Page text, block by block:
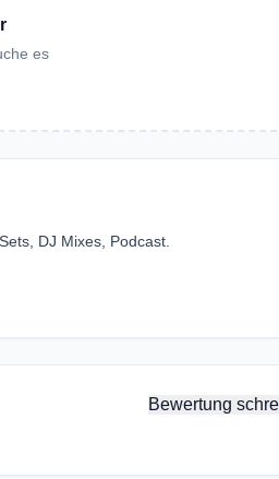
es
DJ Mixes, Podcast.
Bewertung